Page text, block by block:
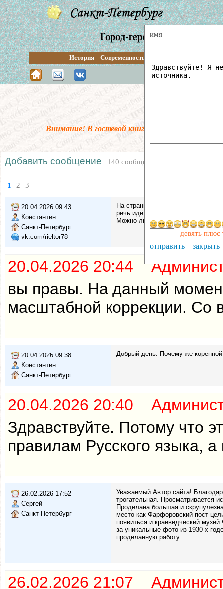
История Современность
Поиск по
Внимание! В гостевой книге введена
имя
девять плюс
отправить закрыть
Добавить сообщение 140 сообщений
1 2 3
20.04.2026 09:43
Константин
Санкт-Петербург
vk.com/rieltor78
На странице Купчинская
речь идёт о сериях домов)
Можно ли это кака-то подправить?
20.04.2026 20:44
вы правы. На данный
масштабной коррекции. Со
20.04.2026 09:38
Константин
Санкт-Петербург
Добрый день. Почему же коренной
20.04.2026 20:40
Здравствуйте. Потому что
правилам Русского языка,
26.02.2026 17:52
Сергей
Санкт-Петербург
Уважаемый Автор сайта!
трогательная. Просматривается
Проделана большая и
место как Фарфоровский пост
появиться и краеведческий
за уникальные фото из 1930-х
проделанную работу.
26.02.2026 21:07